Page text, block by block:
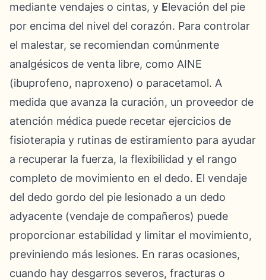
mediante vendajes o cintas, y Elevación del pie
por encima del nivel del corazón. Para controlar
el malestar, se recomiendan comúnmente
analgésicos de venta libre, como AINE
(ibuprofeno, naproxeno) o paracetamol. A
medida que avanza la curación, un proveedor de
atención médica puede recetar ejercicios de
fisioterapia y rutinas de estiramiento para ayudar
a recuperar la fuerza, la flexibilidad y el rango
completo de movimiento en el dedo. El vendaje
del dedo gordo del pie lesionado a un dedo
adyacente (vendaje de compañeros) puede
proporcionar estabilidad y limitar el movimiento,
previniendo más lesiones. En raras ocasiones,
cuando hay desgarros severos, fracturas o